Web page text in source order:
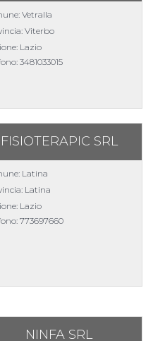
Vetralla
Viterbo
Lazio
3481033015
FISIOTERAPIC SRL
Latina
Latina
Lazio
773697660
NINFA SRL